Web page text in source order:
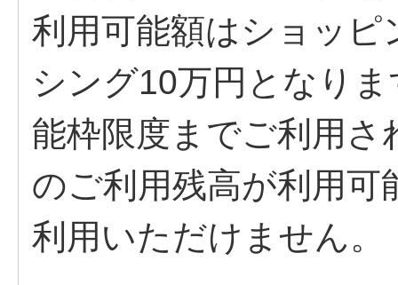
利用可能額はショッ
シング10万円となり
能枠限度までご利用
のご利用残高が利用
利用いただけません。